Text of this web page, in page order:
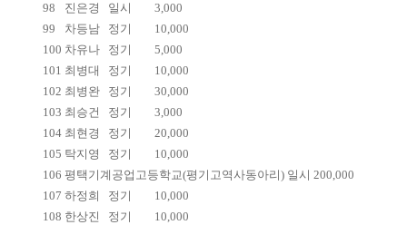
98
진은경 일시
3,000
99
차등남 정기
10,000
100 차유나 정기
5,000
101 최병대 정기
10,000
102 최병완 정기
30,000
103 최승건 정기
3,000
104 최현경 정기
20,000
105 탁지영 정기
10,000
106 평택기계공업고등학교(평기고역사동아리) 일시 200,000
107 하정희 정기
10,000
108 한상진 정기
10,000